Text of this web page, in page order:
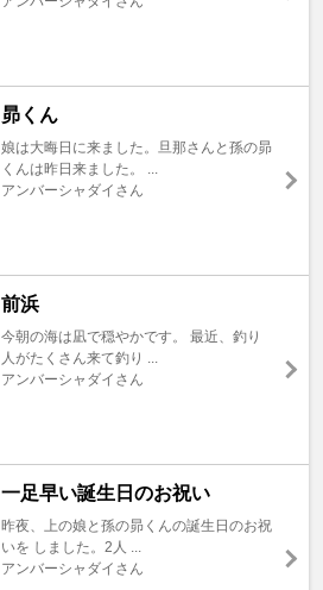
昴くん
娘は大晦日に来ました。旦那さんと孫の昴
くんは昨日来ました。 ...
アンバーシャダイさん
前浜
今朝の海は凪で穏やかです。 最近、釣り
人がたくさん来て釣り ...
アンバーシャダイさん
一足早い誕生日のお祝い
昨夜、上の娘と孫の昴くんの誕生日のお祝
いを しました。2人 ...
アンバーシャダイさん